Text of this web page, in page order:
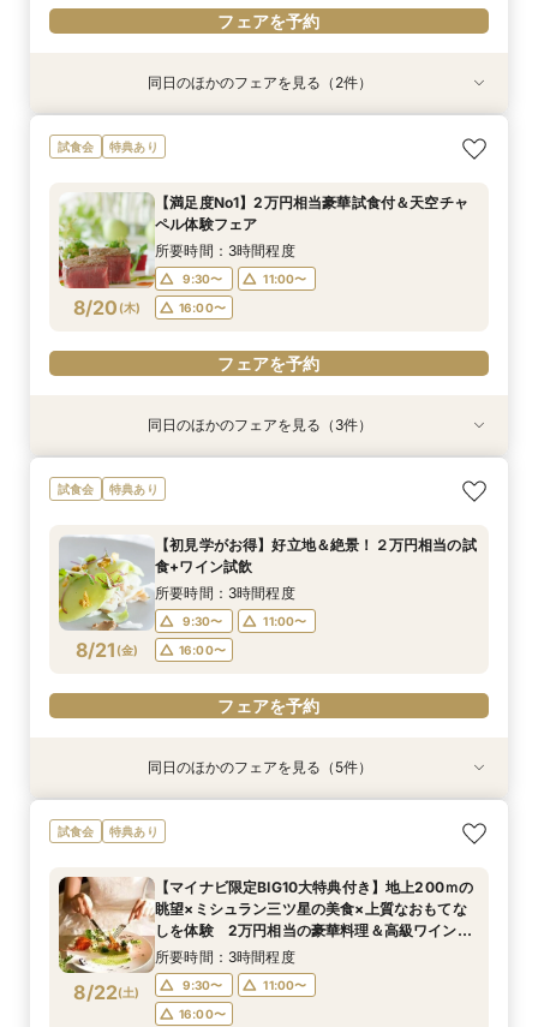
フェアを予約
特典あり
8/19(水)
【お仕事帰りに】本格ワイン×料理 試食付おも
てなし体感フェア
16:00〜
フェアを予約
8/19(水)
【早朝や仕事後も◎】所要90分！クイック相談
会 お料理チケット付き♪
9:30〜
16:00〜
フェアを予約
同日のほかのフェアを見る（2件）
試食会 特典あり
8/20 (木)
【満足度No1】2万円相当豪華試食付＆天空チャ
ペル体験フェア
所要時間：3時間程度
9:30〜
11:00〜
16:00〜
フェアを予約
特典あり
8/20(木)
お得なプラン紹介も！結婚式まるわかり相談会＆
ドレス試着付き♪
9:30〜
16:00〜
フェアを予約
特典あり
8/20(木)
【お仕事帰りに】本格ワイン×料理 試食付おも
てなし体感フェア
16:00〜
フェアを予約
8/20(木)
【早朝や仕事後も◎】所要90分！クイック相談
会 お料理チケット付き♪
9:30〜
16:00〜
フェアを予約
同日のほかのフェアを見る（3件）
試食会 特典あり
8/21 (金)
【初見学がお得】好立地＆絶景！２万円相当の試
食+ワイン試飲
所要時間：3時間程度
9:30〜
11:00〜
16:00〜
フェアを予約
特典あり
8/21(金)
【満足度No1】2万円相当豪華試食付＆天空チャ
ペル体験フェア
9:30〜
11:00〜
16:00〜
フェアを予約
特典あり
8/21(金)
お得なプラン紹介も！結婚式まるわかり相談会＆
ドレス試着付き♪
9:30〜
13:30〜
16:00〜
フェアを予約
特典あり
8/21(金)
3年連続レストランウェディングクチコミNO１♪
豪華ミシュラン試食（2025年パスタコンテスト
所要時間：3時間程度
9:30〜
11:00〜
16:00〜
フェアを予約
特典あり
8/21(金)
【お仕事帰りに】本格ワイン×料理 試食付おも
てなし体感フェア
16:00〜 17:00〜
フェアを予約
8/21(金)
【早朝や仕事後も◎】所要90分！クイック相談
会 お料理チケット付き♪
9:30〜
13:30〜
16:00〜
フェアを予約
同日のほかのフェアを見る（5件）
試食会 特典あり
8/22(土)
【マイナビ限定BIG10大特典付き】地上200ｍの
眺望×ミシュラン三ツ星の美食×上質なおもてな
しを体験 2万円相当の豪華料理＆高級ワインの
マリアージュご試食付きフェア
所要時間：3時間程度
9:30〜
11:00〜
16:00〜